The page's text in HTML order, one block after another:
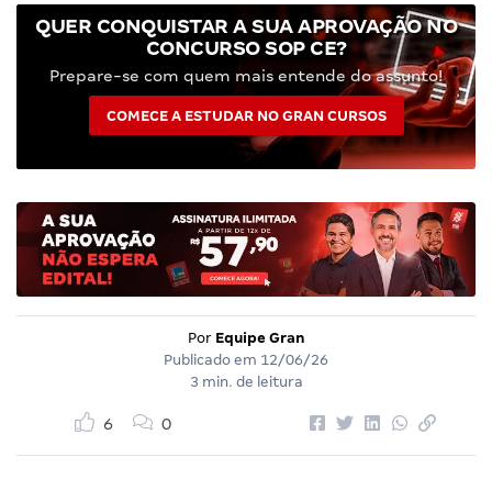
QUER CONQUISTAR A SUA APROVAÇÃO NO
CONCURSO SOP CE?
Prepare-se com quem mais entende do assunto!
COMECE A ESTUDAR NO GRAN CURSOS
Por Equipe Gran
Publicado em 12/06/26
3 min. de leitura
6 0